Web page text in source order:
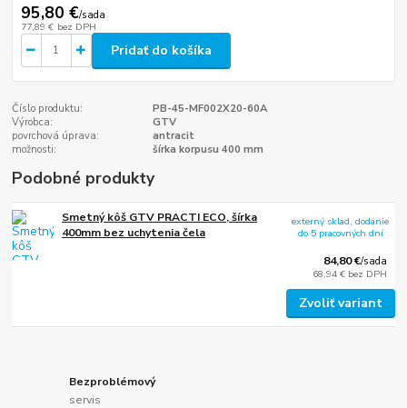
95,80 €/sada
77,89 € bez DPH
Pridať do košíka
Číslo produktu:
PB-45-MF002X20-60A
Výrobca:
GTV
povrchová úprava:
antracit
možnosti:
šírka korpusu 400 mm
Podobné produkty
Smetný kôš GTV PRACTI ECO, šírka
400mm bez uchytenia čela
84,80 €/sada
68,94 € bez DPH
externý sklad, dodanie
do 5 pracovných dní
Zvoliť variant
Bezproblémový
servis